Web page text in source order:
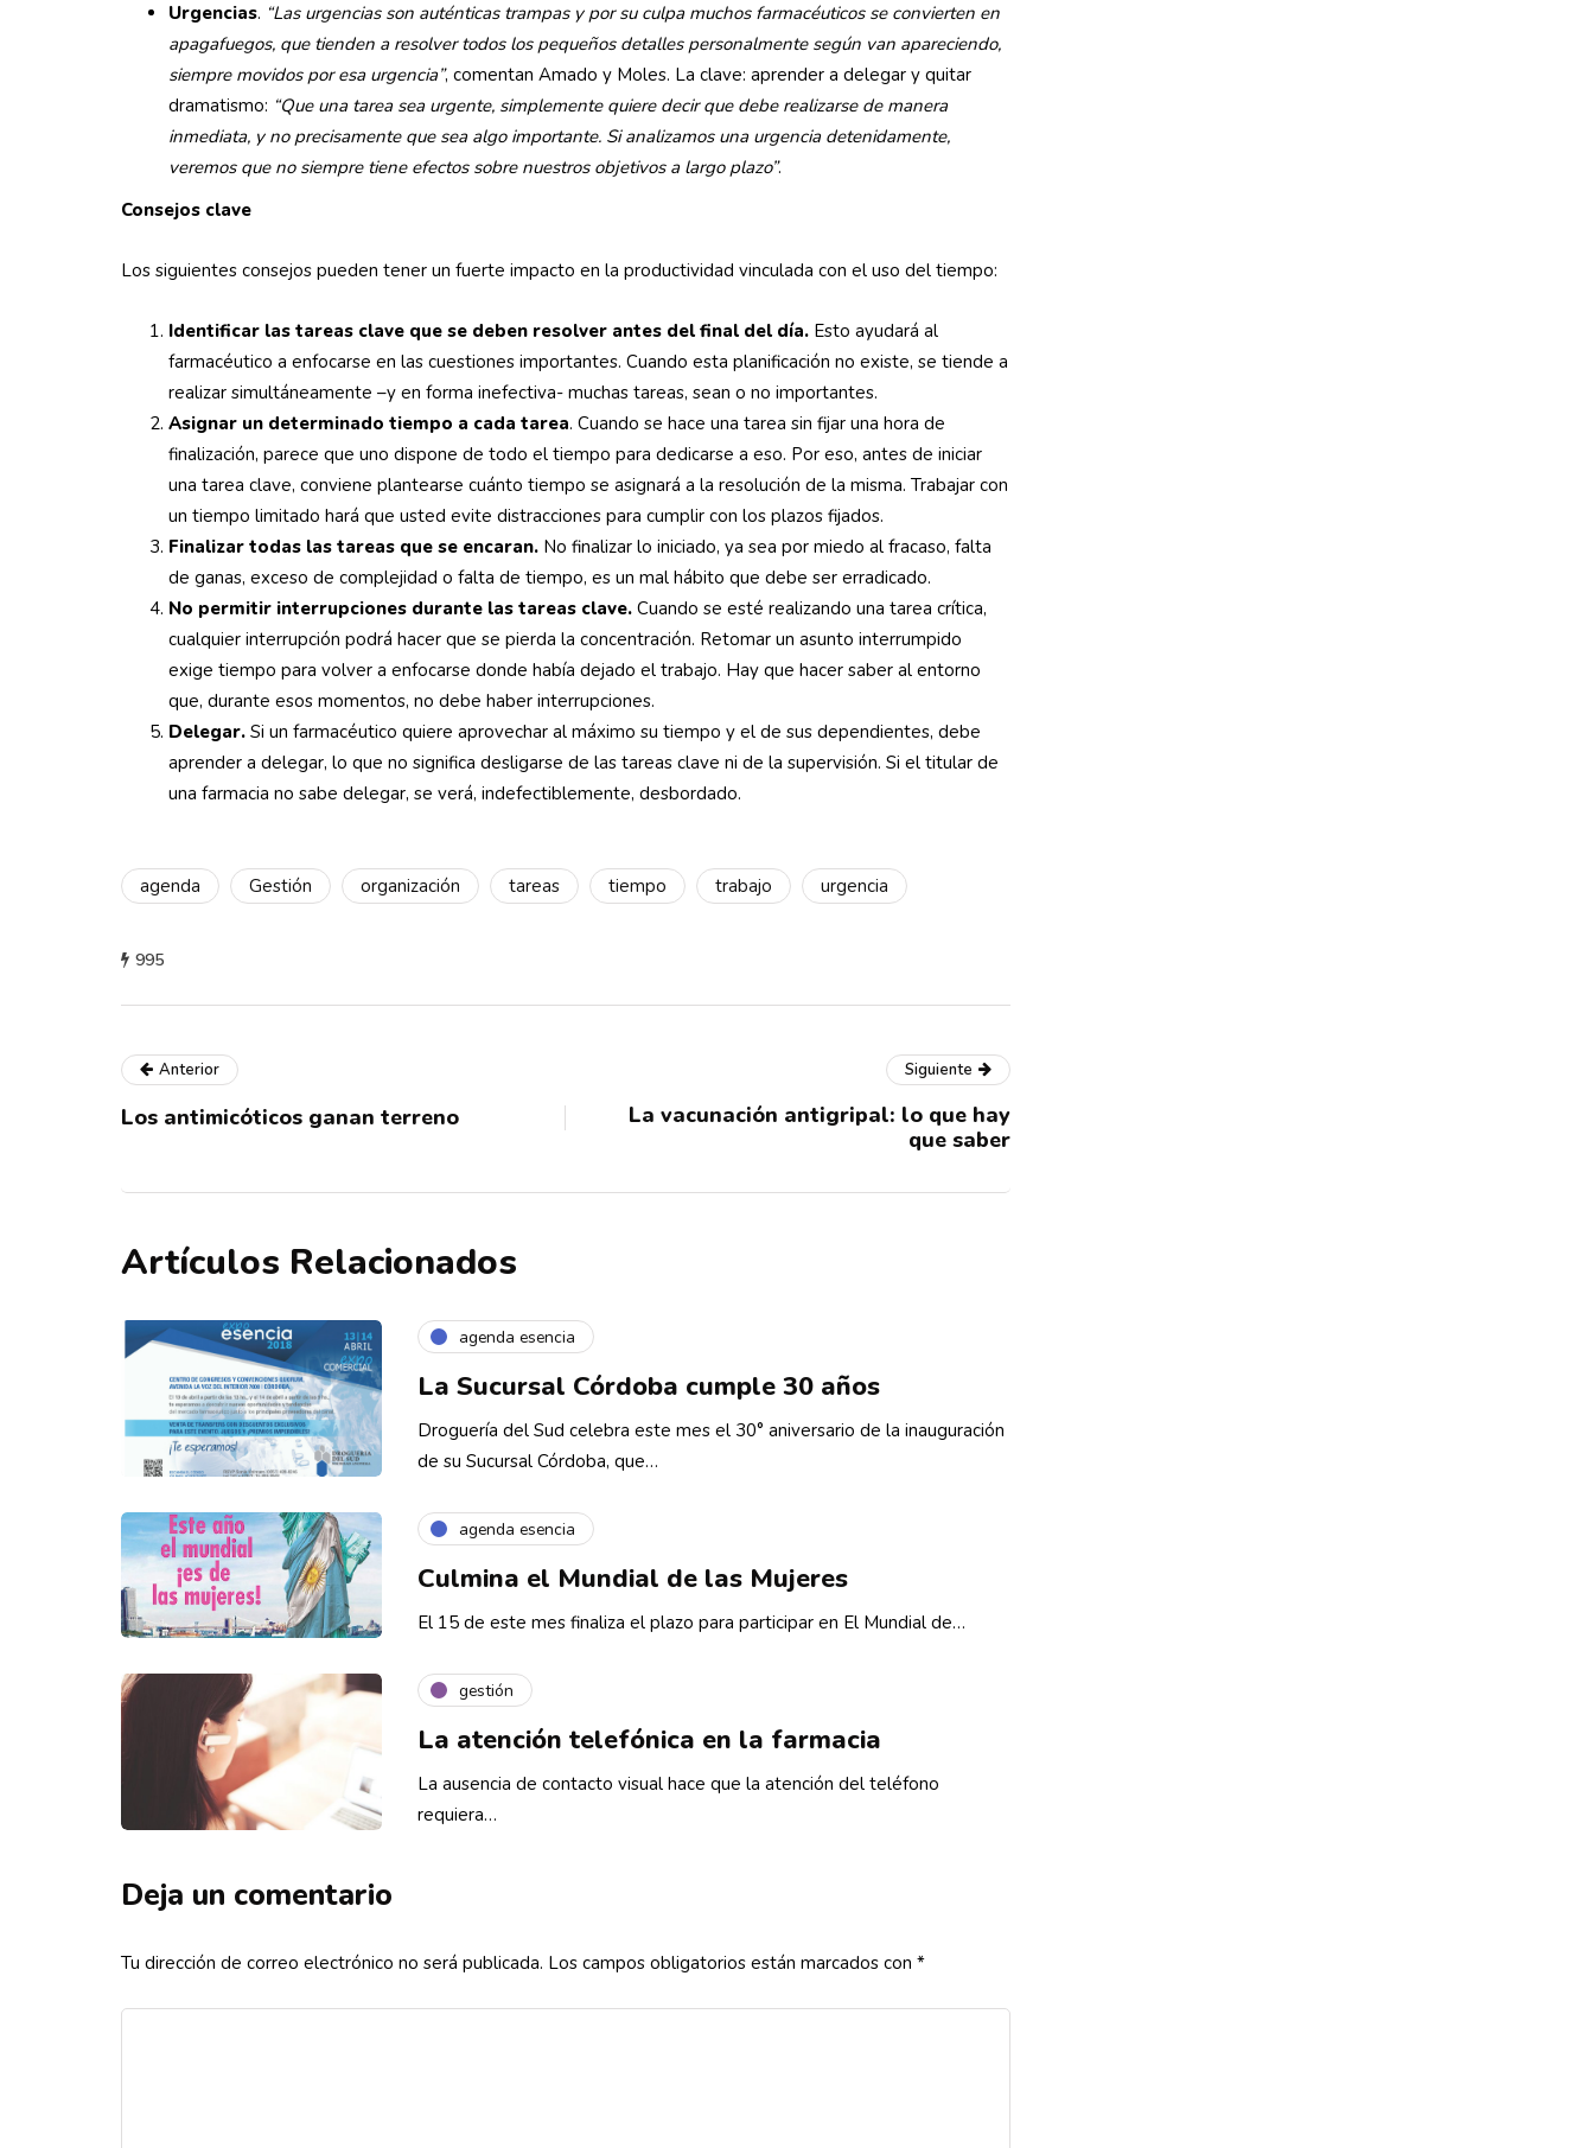
Urgencias. “Las urgencias son auténticas trampas y por su culpa muchos farmacéuticos se convierten en
apagafuegos, que tienden a resolver todos los pequeños detalles personalmente según van apareciendo,
siempre movidos por esa urgencia”, comentan Amado y Moles. La clave: aprender a delegar y quitar
dramatismo: “Que una tarea sea urgente, simplemente quiere decir que debe realizarse de manera
inmediata, y no precisamente que sea algo importante. Si analizamos una urgencia detenidamente,
veremos que no siempre tiene efectos sobre nuestros objetivos a largo plazo”.
Consejos clave
Los siguientes consejos pueden tener un fuerte impacto en la productividad vinculada con el uso del tiempo:
Identificar las tareas clave que se deben resolver antes del final del día. Esto ayudará al
farmacéutico a enfocarse en las cuestiones importantes. Cuando esta planificación no existe, se tiende a
realizar simultáneamente –y en forma inefectiva- muchas tareas, sean o no importantes.
Asignar un determinado tiempo a cada tarea. Cuando se hace una tarea sin fijar una hora de
finalización, parece que uno dispone de todo el tiempo para dedicarse a eso. Por eso, antes de iniciar
una tarea clave, conviene plantearse cuánto tiempo se asignará a la resolución de la misma. Trabajar con
un tiempo limitado hará que usted evite distracciones para cumplir con los plazos fijados.
Finalizar todas las tareas que se encaran. No finalizar lo iniciado, ya sea por miedo al fracaso, falta
de ganas, exceso de complejidad o falta de tiempo, es un mal hábito que debe ser erradicado.
No permitir interrupciones durante las tareas clave. Cuando se esté realizando una tarea crítica,
cualquier interrupción podrá hacer que se pierda la concentración. Retomar un asunto interrumpido
exige tiempo para volver a enfocarse donde había dejado el trabajo. Hay que hacer saber al entorno
que, durante esos momentos, no debe haber interrupciones.
Delegar. Si un farmacéutico quiere aprovechar al máximo su tiempo y el de sus dependientes, debe
aprender a delegar, lo que no significa desligarse de las tareas clave ni de la supervisión. Si el titular de
una farmacia no sabe delegar, se verá, indefectiblemente, desbordado.
agenda Gestión organización tareas tiempo trabajo urgencia
995
Anterior
Los antimicóticos ganan terreno
Siguiente
La vacunación antigripal: lo que hay
que saber
Artículos Relacionados
agenda esencia
La Sucursal Córdoba cumple 30 años
Droguería del Sud celebra este mes el 30° aniversario de la inauguración
de su Sucursal Córdoba, que…
agenda esencia
Culmina el Mundial de las Mujeres
El 15 de este mes finaliza el plazo para participar en El Mundial de…
gestión
La atención telefónica en la farmacia
La ausencia de contacto visual hace que la atención del teléfono
requiera…
Deja un comentario
Tu dirección de correo electrónico no será publicada. Los campos obligatorios están marcados con *